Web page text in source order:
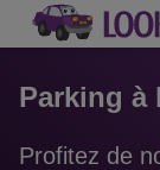
Parking à
Profitez de